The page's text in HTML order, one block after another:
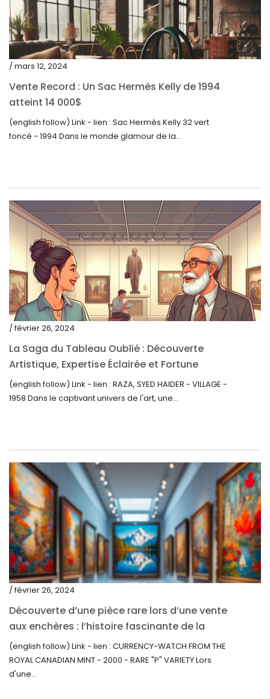
juillet 2022
juin 2022
mai 2022
mars 2022
février 2022
septembre 2021
août 2021
juillet 2021
juin 2021
mai 2021
avril 2021
mars 2021
janvier 2021
décembre 2020
novembre 2020
septembre 2020
juillet 2020
juin 2020
mai 2020
mars 2020
février 2020
décembre 2019
octobre 2019
septembre 2019
juin 2019
/ mars 12, 2024
Vente Record : Un Sac Hermès Kelly de 1994
atteint 14 000$
(english follow) Link - lien : Sac Hermès Kelly 32 vert
foncé - 1994 Dans le monde glamour de la...
/ février 26, 2024
La Saga du Tableau Oublié : Découverte
Artistique, Expertise Éclairée et Fortune
Inattendue
(english follow) Link - lien : RAZA, SYED HAIDER - VILLAGE -
1958 Dans le captivant univers de l'art, une...
/ février 26, 2024
Découverte d’une pièce rare lors d’une vente
aux enchères : l’histoire fascinante de la
Monnaie-Montre de la Monnaie Royale du
Canada (2000) Rare Variété « P »
(english follow) Link - lien : CURRENCY-WATCH FROM THE
ROYAL CANADIAN MINT - 2000 - RARE "P" VARIETY Lors
d'une...